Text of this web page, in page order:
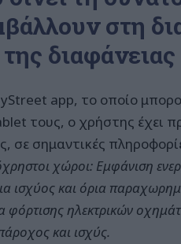
στη
της
app, το οποίο
τους, ο χρήστης έχει
σε σημαντικές
χώροι: Εμφάνιση
ισχύος και όρια
φόρτισης ηλεκτρικών
και ισχύς.